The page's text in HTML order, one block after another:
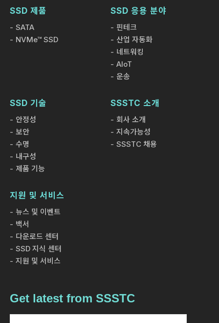
SSD 제품
SATA
NVMe™ SSD
SSD 응용 분야
핀테크
산업 자동화
네트워킹
AIoT
운송
SSD 기술
안정성
보안
수명
내구성
제품 기능
SSSTC 소개
회사 소개
지속가능성
SSSTC 채용
지원 및 서비스
뉴스 및 이벤트
백서
다운로드 센터
SSD 지식 센터
지원 및 서비스
Get latest from SSSTC